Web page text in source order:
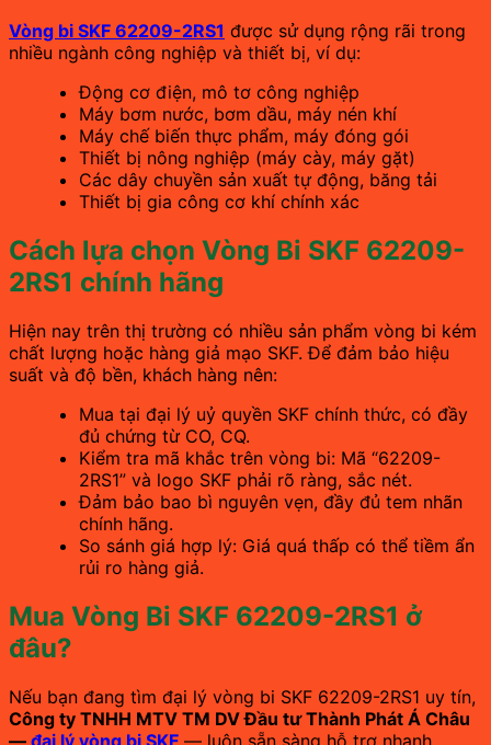
Vòng bi SKF 62209-2RS1 được sử dụng rộng rãi trong
nhiều ngành công nghiệp và thiết bị, ví dụ:
Động cơ điện, mô tơ công nghiệp
Máy bơm nước, bơm dầu, máy nén khí
Máy chế biến thực phẩm, máy đóng gói
Thiết bị nông nghiệp (máy cày, máy gặt)
Các dây chuyền sản xuất tự động, băng tải
Thiết bị gia công cơ khí chính xác
Cách lựa chọn Vòng Bi SKF 62209-
2RS1 chính hãng
Hiện nay trên thị trường có nhiều sản phẩm vòng bi kém
chất lượng hoặc hàng giả mạo SKF. Để đảm bảo hiệu
suất và độ bền, khách hàng nên:
Mua tại đại lý uỷ quyền SKF chính thức, có đầy
đủ chứng từ CO, CQ.
Kiểm tra mã khắc trên vòng bi: Mã “62209-
2RS1” và logo SKF phải rõ ràng, sắc nét.
Đảm bảo bao bì nguyên vẹn, đầy đủ tem nhãn
chính hãng.
So sánh giá hợp lý: Giá quá thấp có thể tiềm ẩn
rủi ro hàng giả.
Mua Vòng Bi SKF 62209-2RS1 ở
đâu?
Nếu bạn đang tìm đại lý vòng bi SKF 62209-2RS1 uy tín,
Công ty TNHH MTV TM DV Đầu tư Thành Phát Á Châu
— đại lý vòng bi SKF — luôn sẵn sàng hỗ trợ nhanh